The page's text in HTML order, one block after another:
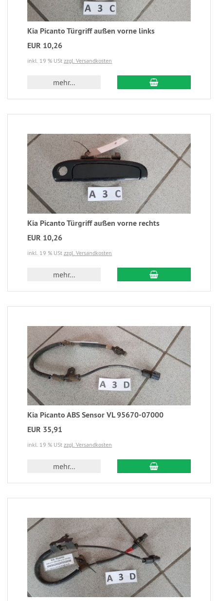
Kia Picanto Türgriff außen vorne links
EUR 10,26
inkl. 19 % USt zzgl. Versandkosten
mehr...
Kia Picanto Türgriff außen vorne rechts
EUR 10,26
inkl. 19 % USt zzgl. Versandkosten
mehr...
Kia Picanto ABS Sensor VL 95670-07000
EUR 35,91
inkl. 19 % USt zzgl. Versandkosten
mehr...